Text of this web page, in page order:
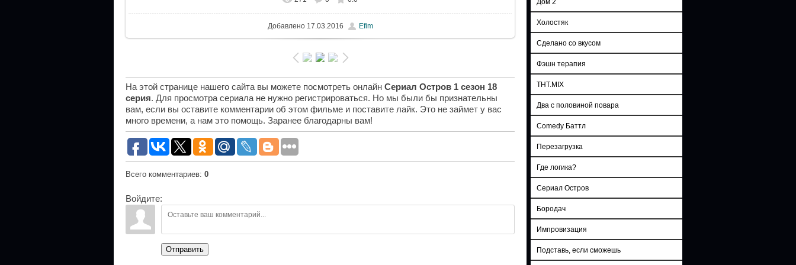
Добавлено17.03.2016 Efim
На этой странице нашего сайта вы можете посмотреть онлайн Сериал Остров 1 сезон 18
серия. Для просмотра сериала не нужно регистрироваться. Но мы были бы признательны
вам, если вы оставите комментарии об этом фильме и поставите лайк. Это не займет у вас
много времени, а нам это помощь. Заранее благодарны вам!
Всего комментариев: 0
Войдите:
Отправить
Холостяк
Сделано со вкусом
Фэшн терапия
ТНТ.MIX
Два с половиной повара
Comedy Баттл
Перезагрузка
Где логика?
Сериал Остров
Бородач
Импровизация
Подставь, если сможешь